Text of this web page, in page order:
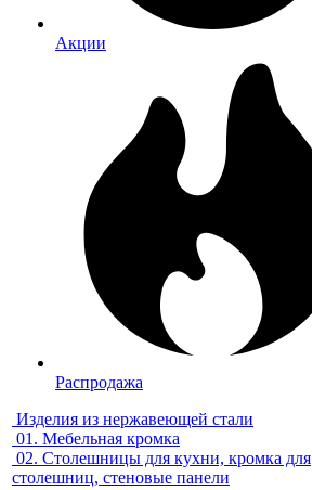
Акции
Распродажа
Изделия из нержавеющей стали
01. Мебельная кромка
02. Столешницы для кухни, кромка для
столешниц, стеновые панели